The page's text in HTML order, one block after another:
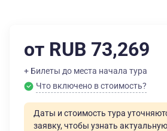
от RUB 73,269
+ Билеты до места начала тура
Что включено в стоимость?
Даты и стоимость тура
заявку, чтобы узнать